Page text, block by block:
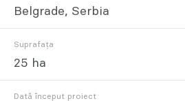
Belgrade, Serbia
Suprafața
25 ha
Dată început proiect